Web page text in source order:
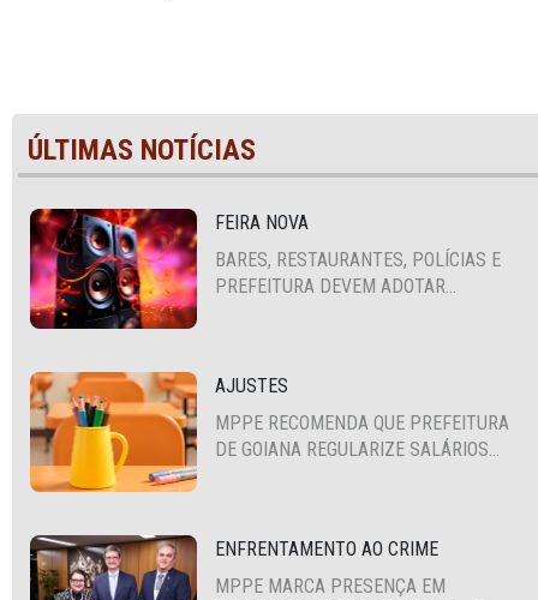
ÚLTIMAS NOTÍCIAS
FEIRA NOVA
BARES, RESTAURANTES, POLÍCIAS E
PREFEITURA DEVEM ADOTAR
AJUSTES
MPPE RECOMENDA QUE PREFEITURA
DE GOIANA REGULARIZE SALÁRIOS
ENFRENTAMENTO AO CRIME
MPPE MARCA PRESENÇA EM